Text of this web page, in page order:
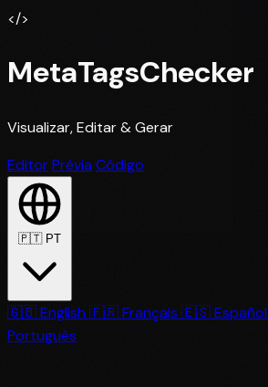
</>
MetaTagsChecker
Visualizar, Editar & Gerar
EditorPrévia Código
🇵🇹 PT
🇬🇧English 🇫🇷Français 🇪🇸Español
Português